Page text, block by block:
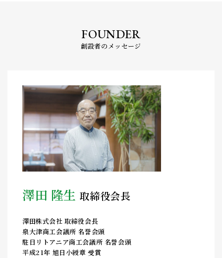
FOUNDER
創設者のメッセージ
澤田 隆生 取締役会長
澤田株式会社 取締役会長
泉大津商工会議所 名誉会頭
駐日リトアニア商工会議所 名誉会頭
平成21年 旭日小綬章 受賞